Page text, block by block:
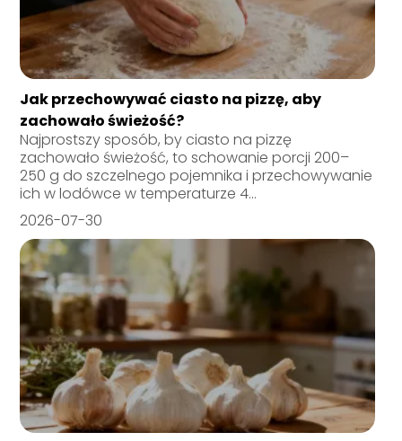
Jak przechowywać ciasto na pizzę, aby
zachowało świeżość?
Najprostszy sposób, by ciasto na pizzę
zachowało świeżość, to schowanie porcji 200–
250 g do szczelnego pojemnika i przechowywanie
ich w lodówce w temperaturze 4...
2026-07-30